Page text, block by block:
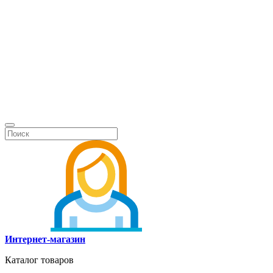
Интернет-магазин
Каталог товаров